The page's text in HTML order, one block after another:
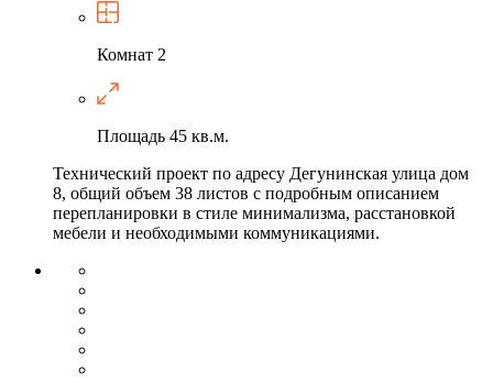
Комнат 2
Площадь 45 кв.м.
Технический проект по адресу Дегунинская улица дом
8, общий объем 38 листов с подробным описанием
перепланировки в стиле минимализма, расстановкой
мебели и необходимыми коммуникациями.